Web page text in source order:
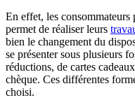
En effet, les
permet de réaliser leurs
bien le changement du
se présenter sous plusieurs
réductions, de cartes
chèque. Ces différentes
choisi.